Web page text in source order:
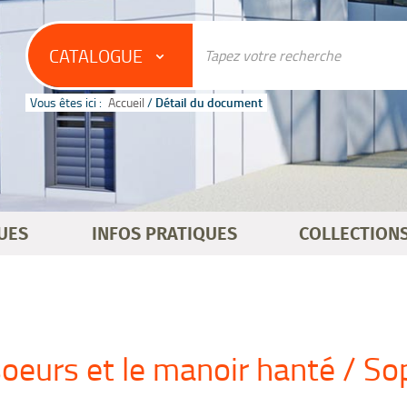
CATALOGUE
Vous êtes ici : Accueil / Détail du document
INFOS PRATIQUES
et le manoir hanté /